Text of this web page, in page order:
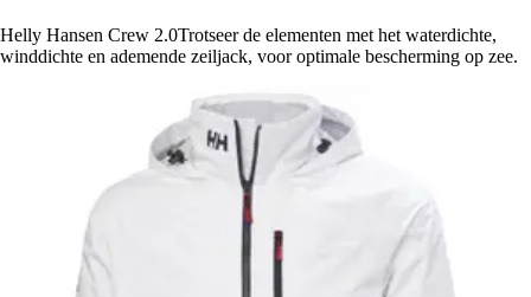
Helly Hansen Crew 2.0Trotseer de elementen met het waterdichte,
winddichte en ademende zeiljack, voor optimale bescherming op zee.